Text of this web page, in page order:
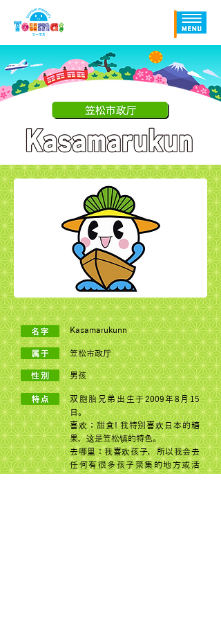
Kasamarukunn
笠松市政厅
男孩
双胞胎兄弟出生于2009年8月15
日。
喜欢：甜食! 我特别喜欢日本的糖
果，这是笠松镇的特色。
去哪里：我喜欢孩子，所以我会去
任何有很多孩子聚集的地方或活